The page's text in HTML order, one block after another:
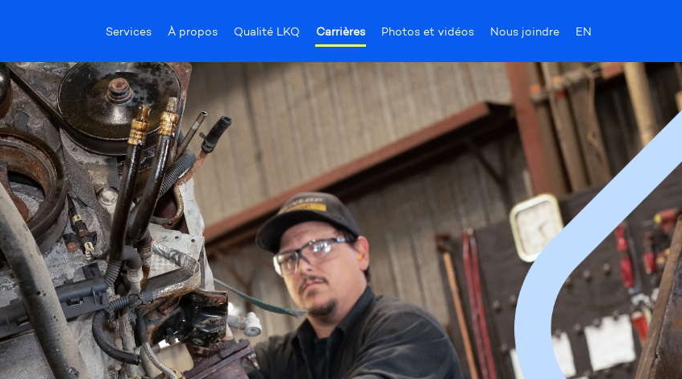
Services À propos Qualité LKQ Carrières Photos et vidéos Nous joindre EN